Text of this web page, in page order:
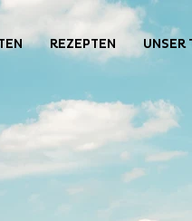
REZEPTEN UNSER